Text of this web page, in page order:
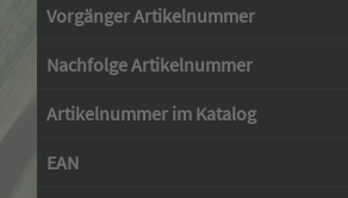
Vorgänger Artikelnummer
Nachfolge Artikelnummer
Artikelnummer im Katalog
EAN